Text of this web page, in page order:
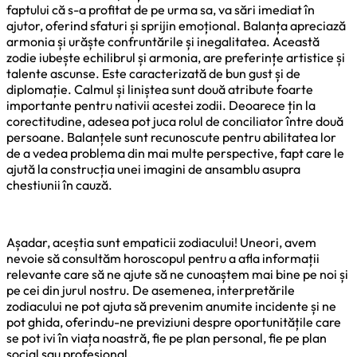
faptului că s-a profitat de pe urma sa, va sări imediat în
ajutor, oferind sfaturi și sprijin emoțional. Balanța apreciază
armonia și urăște confruntările și inegalitatea. Această
zodie iubește echilibrul și armonia, are preferințe artistice și
talente ascunse. Este caracterizată de bun gust și de
diplomație. Calmul și liniștea sunt două atribute foarte
importante pentru nativii acestei zodii. Deoarece țin la
corectitudine, adesea pot juca rolul de conciliator între două
persoane. Balanțele sunt recunoscute pentru abilitatea lor
de a vedea problema din mai multe perspective, fapt care le
ajută la construcția unei imagini de ansamblu asupra
chestiunii în cauză.
Așadar, aceștia sunt empaticii zodiacului! Uneori, avem
nevoie să consultăm horoscopul pentru a afla informații
relevante care să ne ajute să ne cunoaștem mai bine pe noi și
pe cei din jurul nostru. De asemenea, interpretările
zodiacului ne pot ajuta să prevenim anumite incidente și ne
pot ghida, oferindu-ne previziuni despre oportunitățile care
se pot ivi în viața noastră, fie pe plan personal, fie pe plan
social sau profesional.